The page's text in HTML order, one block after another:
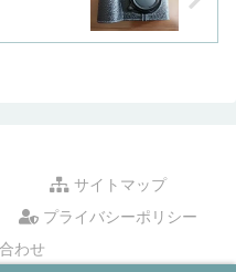
サイトマップ
プライバシーポリシー
わせ